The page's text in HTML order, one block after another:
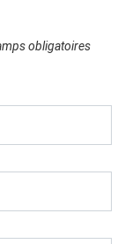
obligatoires